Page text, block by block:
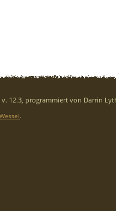
v. 12.3, programmiert von Darrin
.